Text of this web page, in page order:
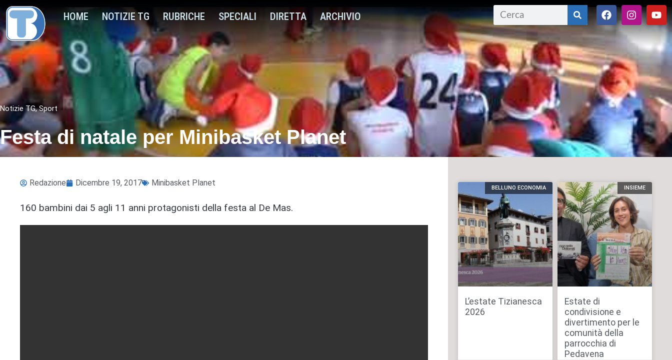
HOME NOTIZIE TG RUBRICHE SPECIALI DIRETTA ARCHIVIO
Notizie TG,Sport
Festa di natale per Minibasket Planet
Redazione Dicembre 19, 2017 Minibasket Planet
160 bambini dai 5 agli 11 anni protagonisti della festa al De Mas.
BELLUNO ECONOMIA
L’estate Tizianesca
2026
INSIEME
Estate di
condivisione e
divertimento per le
comunità della
parrocchia di
Pedavena